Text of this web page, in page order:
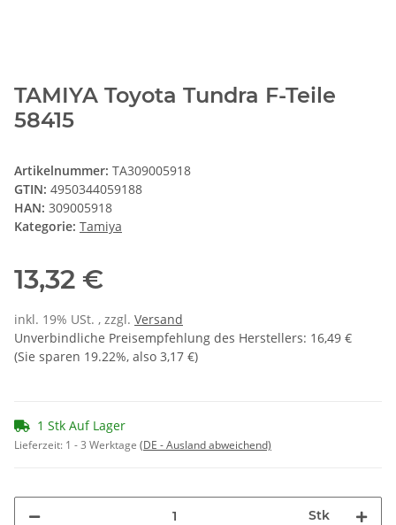
TAMIYA Toyota Tundra F-Teile
58415
Artikelnummer: TA309005918
GTIN: 4950344059188
HAN: 309005918
Kategorie: Tamiya
13,32 €
inkl. 19% USt. , zzgl. Versand
Unverbindliche Preisempfehlung des Herstellers: 16,49 €
(Sie sparen 19.22%, also 3,17 €)
1 Stk Auf Lager
Lieferzeit: 1 - 3 Werktage (DE - Ausland abweichend)
Stk